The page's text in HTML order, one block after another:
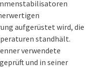
aufgerüstet wird, die
standhält.
verwendete
und in seiner